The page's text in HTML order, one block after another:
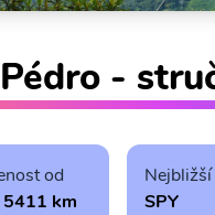
-
od
5411 km
SPY